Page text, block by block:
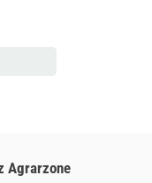
Agrarzone